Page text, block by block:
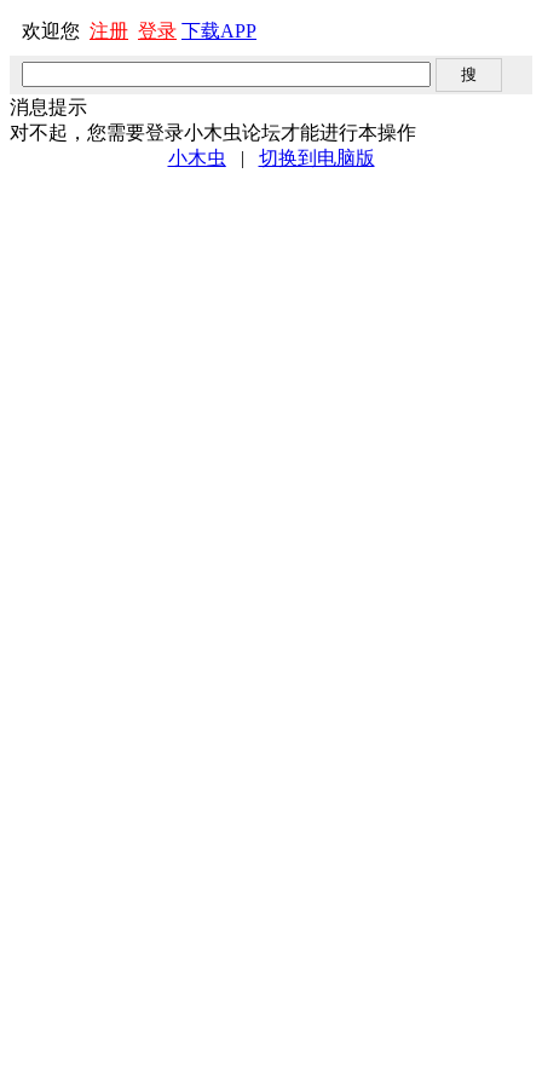
欢迎您 注册 登录 下载APP
消息提示
对不起，您需要登录小木虫论坛才能进行本操作
小木虫 | 切换到电脑版